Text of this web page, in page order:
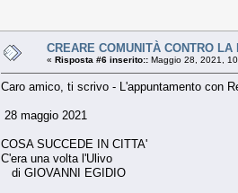
CREARE COMUNITÀ CONTRO
« Risposta #6 inserito:: Maggio 28, 2021,
Caro amico, ti scrivo - L'appuntamento con
28 maggio 2021
COSA SUCCEDE IN CITTA'
C'era una volta l'Ulivo
di GIOVANNI EGIDIO